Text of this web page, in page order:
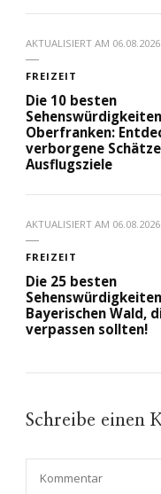
AKTUALISIERT AM 06.08.2026
FREIZEIT
Die 10 besten
Oberfranken:
verborgene
Ausflugsziele
AKTUALISIERT AM 06.08.2026
FREIZEIT
Die 25 besten
Bayerischen Wald,
verpassen sollten!
Schreibe einen